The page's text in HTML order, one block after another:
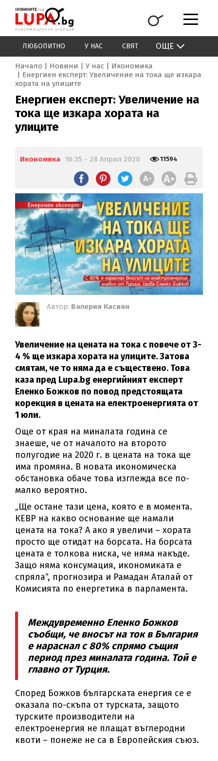
ЛЮБОПИТНО У НАС СВЯТ ОЩЕ
Начало Новини У нас
Икономика
Енергиен експерт: Увеличение на тока ще изкара
хората на улиците
Енергиен експерт: Увеличение на
тока ще изкара хората на
улиците
Икономика 16:35 - 28 Април 2020 11594
Автор: Валерия Касиян
Увеличение на цената на тока с повече от 3-
4 % ще изкара хората на улиците. Затова
смятам, че то няма да е съществено. Това
каза пред Lupa.bg енергийният експерт
Еленко Божков по повод предстоящата
корекция в цената на електроенергията от
1 юли.
Още от края на миналата година се
знаеше, че от началото на второто
полугодие на 2020 г. в цената на тока ще
има промяна. В новата икономическа
обстановка обаче това изглежда все по-
малко вероятно.
„Ще остане тази цена, която е в момента.
КЕВР на какво основание ще намали
цената на тока? А ако я увеличи – хората
просто ще отидат на борсата. На борсата
цената е толкова ниска, че няма накъде.
Защо няма консумация, икономиката е
спряла“, прогнозира и Рамадан Аталай от
Комисията по енергетика в парламента.
Междувременно Еленко Божков
съобщи, че вносът на ток в България
е нараснал с 80% спрямо същия
период през миналата година. Той е
главно от Турция.
Според Божков българската енергия се е
оказала по-скъпа от турската, защото
турските производители на
електроенергия не плащат въглеродни
квоти – понеже не са в Европейския съюз.